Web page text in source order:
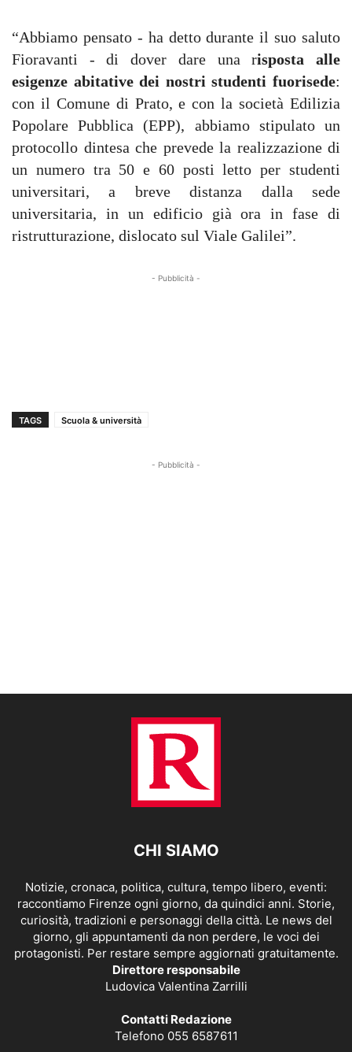
“Abbiamo pensato - ha detto durante il suo saluto
Fioravanti - di dover dare una risposta alle
esigenze abitative dei nostri studenti fuorisede:
con il Comune di Prato, e con la società Edilizia
Popolare Pubblica (EPP), abbiamo stipulato un
protocollo dintesa che prevede la realizzazione di
un numero tra 50 e 60 posti letto per studenti
universitari, a breve distanza dalla sede
universitaria, in un edificio già ora in fase di
ristrutturazione, dislocato sul Viale Galilei”.
- Pubblicità -
TAGS Scuola & università
- Pubblicità -
CHI SIAMO
Notizie, cronaca, politica, cultura, tempo libero, eventi:
raccontiamo Firenze ogni giorno, da quindici anni. Storie,
curiosità, tradizioni e personaggi della città. Le news del
giorno, gli appuntamenti da non perdere, le voci dei
protagonisti. Per restare sempre aggiornati gratuitamente.
Direttore responsabile
Ludovica Valentina Zarrilli
Contatti Redazione
Telefono 055 6587611